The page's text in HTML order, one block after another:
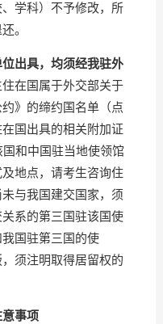
学科）不予修改，所
。
出具，均须经我驻外
在国属于外交部关于
》的缔约国名单（点
国出具的相关附加证
国和中国驻当地使领馆
地点，请考生咨询住
与我国建交国家，须
系的第三国驻该国使
我国驻第三国的使
须注明取得居留权的
事项